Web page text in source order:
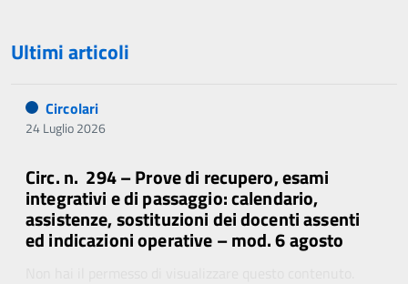
Ultimi articoli
Circolari
24 Luglio 2026
Circ. n. 294 – Prove di recupero, esami
integrativi e di passaggio: calendario,
assistenze, sostituzioni dei docenti assenti
ed indicazioni operative – mod. 6 agosto